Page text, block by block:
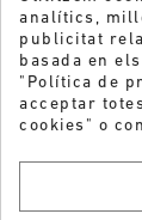
analítics,
publicitat
basada en
"Política de
acceptar
cookies" o